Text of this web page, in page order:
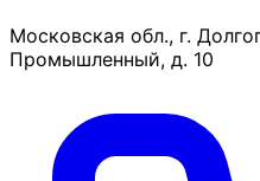
Московская обл., г.
Промышленный, д. 10